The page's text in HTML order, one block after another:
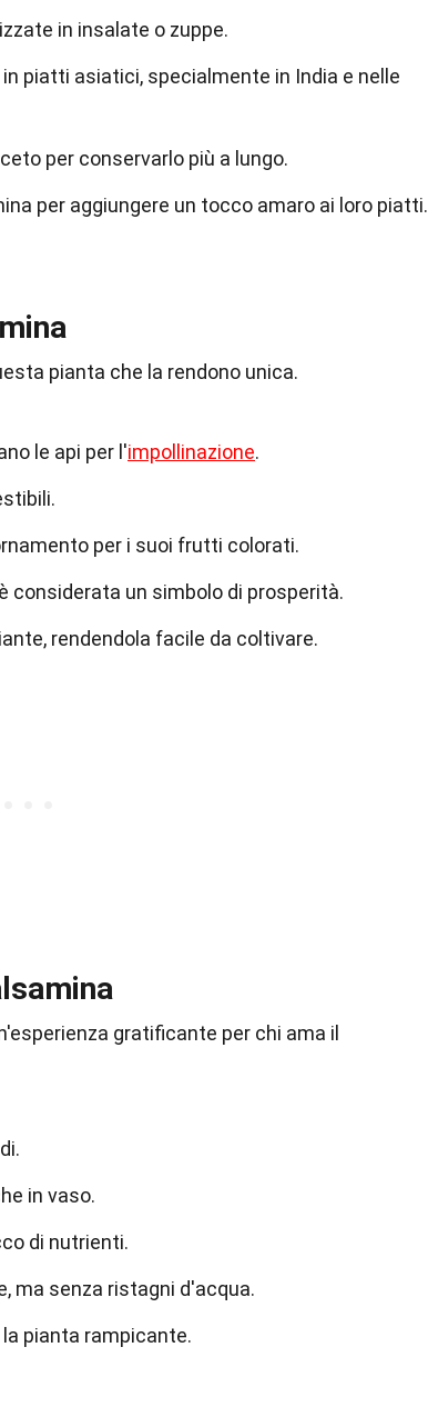
in insalate o zuppe.
piatti asiatici, specialmente in India e nelle
per conservarlo più a lungo.
per aggiungere un tocco amaro ai loro piatti.
pianta che la rendono unica.
le api per l'impollinazione.
per i suoi frutti colorati.
considerata un simbolo di prosperità.
rendendola facile da coltivare.
gratificante per chi ama il
in vaso.
di nutrienti.
ma senza ristagni d'acqua.
pianta rampicante.